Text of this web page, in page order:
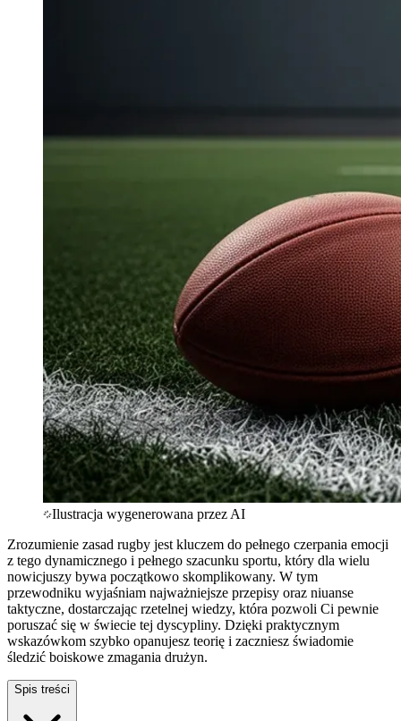
Ilustracja wygenerowana przez AI
Zrozumienie zasad rugby jest kluczem do pełnego czerpania emocji
z tego dynamicznego i pełnego szacunku sportu, który dla wielu
nowicjuszy bywa początkowo skomplikowany. W tym
przewodniku wyjaśniam najważniejsze przepisy oraz niuanse
taktyczne, dostarczając rzetelnej wiedzy, która pozwoli Ci pewnie
poruszać się w świecie tej dyscypliny. Dzięki praktycznym
wskazówkom szybko opanujesz teorię i zaczniesz świadomie
śledzić boiskowe zmagania drużyn.
Spis treści